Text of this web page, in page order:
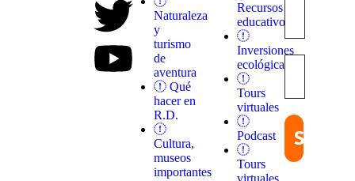
experiencias
Quieroloma,
Naturaleza
y
turismo
de
aventura
Qué
hacer en
R.D.
Cultura,
museos
importantes
Recursos
educativos
Inversiones
ecológicas
Tours
virtuales
Podcast
Tours
virtuales